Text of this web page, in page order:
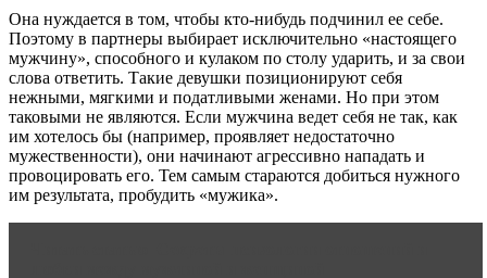
Она нуждается в том, чтобы кто-нибудь подчинил ее себе.
Поэтому в партнеры выбирает исключительно «настоящего
мужчину», способного и кулаком по столу ударить, и за свои
слова ответить. Такие девушки позиционируют себя
нежными, мягкими и податливыми женами. Но при этом
таковыми не являются. Если мужчина ведет себя не так, как
им хотелось бы (например, проявляет недостаточно
мужественности), они начинают агрессивно нападать и
провоцировать его. Тем самым стараются добиться нужного
им результата, пробудить «мужика».